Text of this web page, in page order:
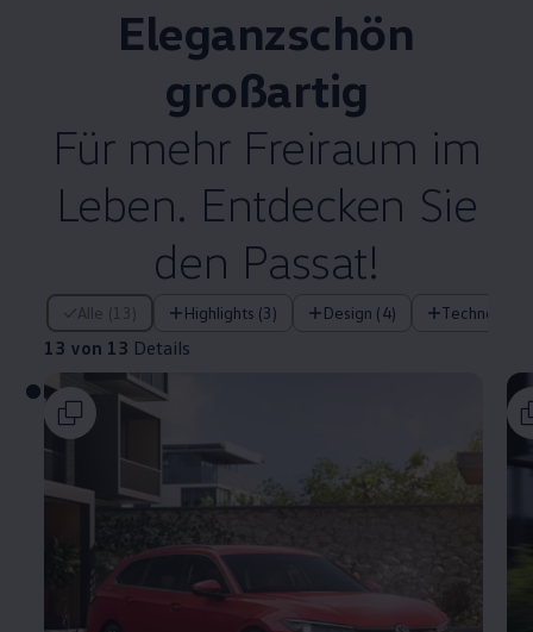
Eleganzschön
großartig
Für mehr Freiraum im
Leben. Entdecken Sie
den Passat!
Alle (13) Highlights (3) Design (4)
13 von 13 Details
13 von 13 Details